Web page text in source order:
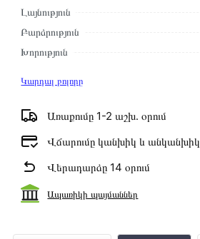
Լայնություն
Բարձրություն
Խորություն
Կարդալ բոլորը
Առաքումը 1-2 աշխ․ օրում
Վճարումը կանխիկ և անկանխիկ
Վերադարձը 14 օրում
Ապառիկի պայմաններ